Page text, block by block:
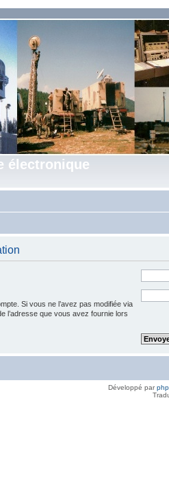
électronique
Si vous ne l’avez pas modifiée via
l’adresse que vous avez fournie lors
Développé par